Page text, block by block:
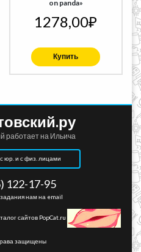
on panda»
1278,00₽
Купить
работает на Ильича
юр. и с физ. лицами
122-17-95
нам на email
защищены